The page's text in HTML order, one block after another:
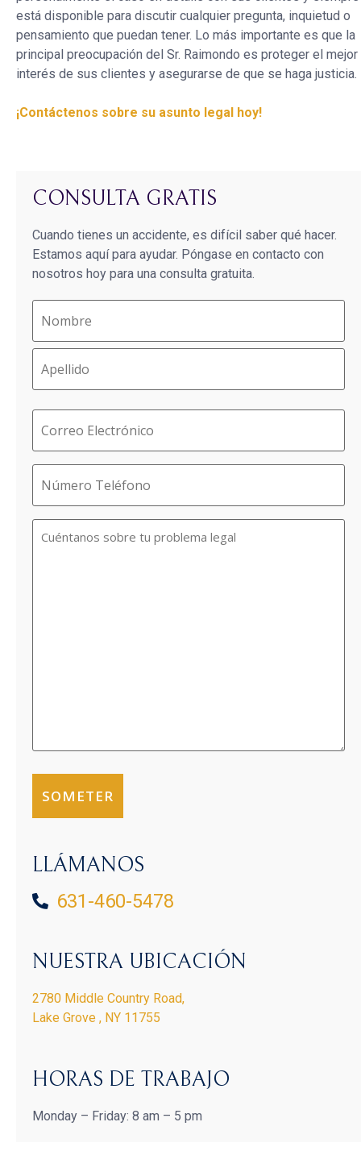
está disponible para discutir cualquier pregunta, inquietud o
pensamiento que puedan tener. Lo más importante es que la
principal preocupación del Sr. Raimondo es proteger el mejor
interés de sus clientes y asegurarse de que se haga justicia.
¡Contáctenos sobre su asunto legal hoy!
CONSULTA GRATIS
Cuando tienes un accidente, es difícil saber qué hacer.
Estamos aquí para ayudar. Póngase en contacto con
nosotros hoy para una consulta gratuita.
(Required)
Email
Phone
Case
Information
LLÁMANOS
631-460-5478
NUESTRA UBICACIÓN
2780 Middle Country Road,
Lake Grove , NY 11755
HORAS DE TRABAJO
Monday – Friday: 8 am – 5 pm